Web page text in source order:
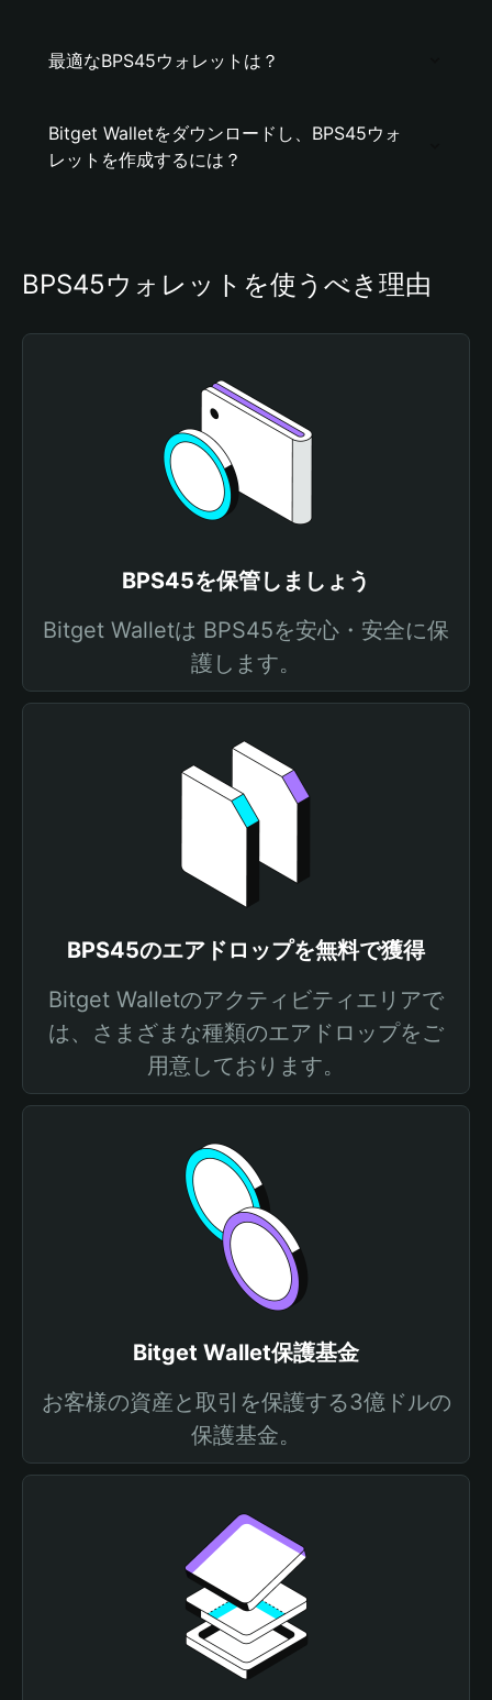
最適なBPS45ウォレットは？
Bitget Walletをダウンロードし、BPS45ウォ
レットを作成するには？
BPS45ウォレットを使うべき理由
BPS45を保管しましょう
Bitget Walletは BPS45を安心・安全に保
護します。
BPS45のエアドロップを無料で獲得
Bitget Walletのアクティビティエリアで
は、さまざまな種類のエアドロップをご
用意しております。
Bitget Wallet保護基金
お客様の資産と取引を保護する3億ドルの
保護基金。